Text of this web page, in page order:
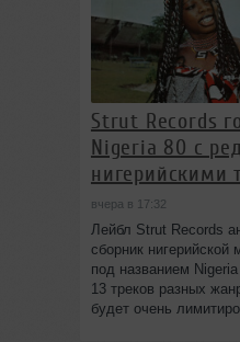
Strut Records
Nigeria 80 с
нигерийскими
вчера в 17:32
Лейбл Strut Records
сборник нигерийской
под названием
13 треков разных
будет очень